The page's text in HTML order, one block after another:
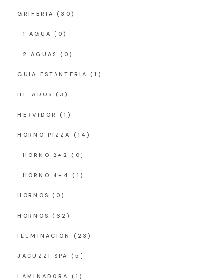
GRIFERIA (30)
1 AGUA (0)
2 AGUAS (0)
GUIA ESTANTERIA (1)
HELADOS (3)
HERVIDOR (1)
HORNO PIZZA (14)
HORNO 2+2 (0)
HORNO 4+4 (1)
HORNOS (0)
HORNOS (62)
ILUMINACIÓN (23)
JACUZZI SPA (5)
LAMINADORA (1)